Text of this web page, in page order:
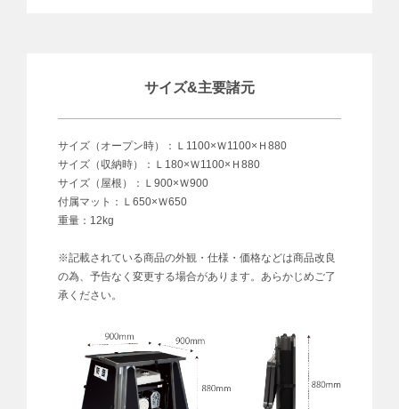
サイズ&主要諸元
サイズ（オープン時）：Ｌ1100×Ｗ1100×Ｈ880
サイズ（収納時）：Ｌ180×Ｗ1100×Ｈ880
サイズ（屋根）：Ｌ900×Ｗ900
付属マット：Ｌ650×Ｗ650
重量：12kg
※記載されている商品の外観・仕様・価格などは商品改良
の為、予告なく変更する場合があります。あらかじめご了
承ください。